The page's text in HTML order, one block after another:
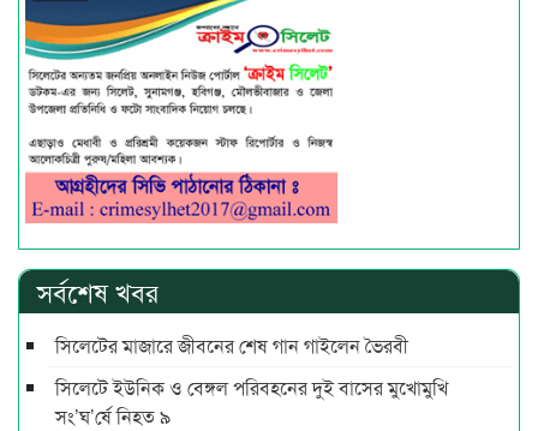
সর্বশেষ খবর
সিলেটের মাজারে জীবনের শেষ গান গাইলেন ভৈরবী
সিলেটে ইউনিক ও বেঙ্গল পরিবহনের দুই বাসের মুখোমুখি
সং’ঘ’র্ষে নিহত ৯